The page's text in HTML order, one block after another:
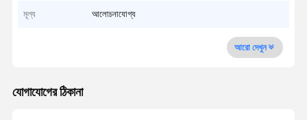
মূল্য আলোচনাযোগ্য
আরো দেখুন
যোগাযোগের ঠিকানা